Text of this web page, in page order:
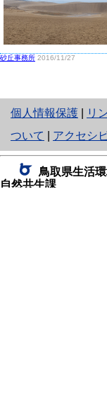
砂丘事務所 2016/11/27
個人情報保護
と
り
ネ
ッ
リ
ついて
アクセシ
鳥取県生活
自然共生課